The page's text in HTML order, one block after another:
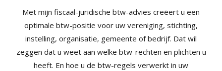
Met mijn fiscaal-juridische btw-advies creëert u een
optimale btw-positie voor uw vereniging, stichting,
instelling, organisatie, gemeente of bedrijf. Dat wil
zeggen dat u weet aan welke btw-rechten en plichten u
heeft. En hoe u de btw-regels verwerkt in uw